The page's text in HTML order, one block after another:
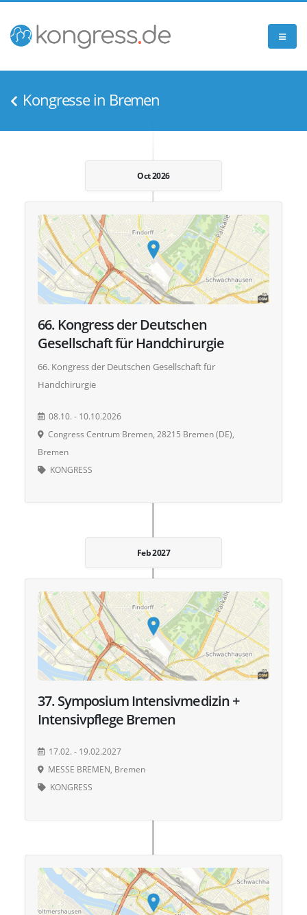
Kongresse in Bremen
Oct 2026
66. Kongress der Deutschen
Gesellschaft für Handchirurgie
66. Kongress der Deutschen Gesellschaft für
Handchirurgie
08.10. - 10.10.2026
Congress Centrum Bremen, 28215 Bremen (DE),
Bremen
KONGRESS
Feb 2027
37. Symposium Intensivmedizin +
Intensivpflege Bremen
17.02. - 19.02.2027
MESSE BREMEN, Bremen
KONGRESS